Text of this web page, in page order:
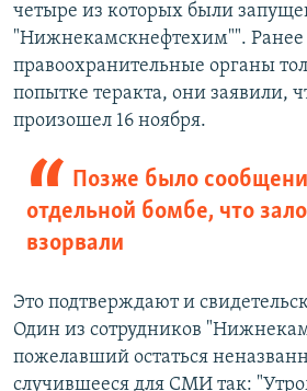
четыре из которых были
"Нижнекамскнефтехим"". Ранее
правоохранительные органы
попытке теракта, они заявили,
произошел 16 ноября.
Позже было
отдельной бомбе, что
взорвали
Это подтверждают и
Один из сотрудников
пожелавший остаться
случившееся для СМИ так: